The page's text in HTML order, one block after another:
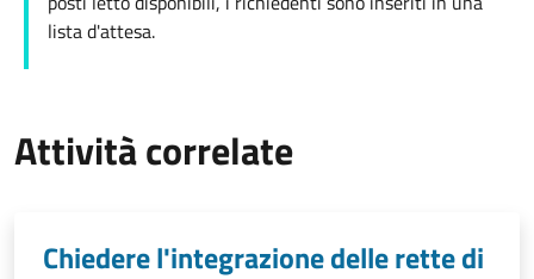
lista d'attesa.
Attività correlate
Chiedere l'integrazione delle rette di